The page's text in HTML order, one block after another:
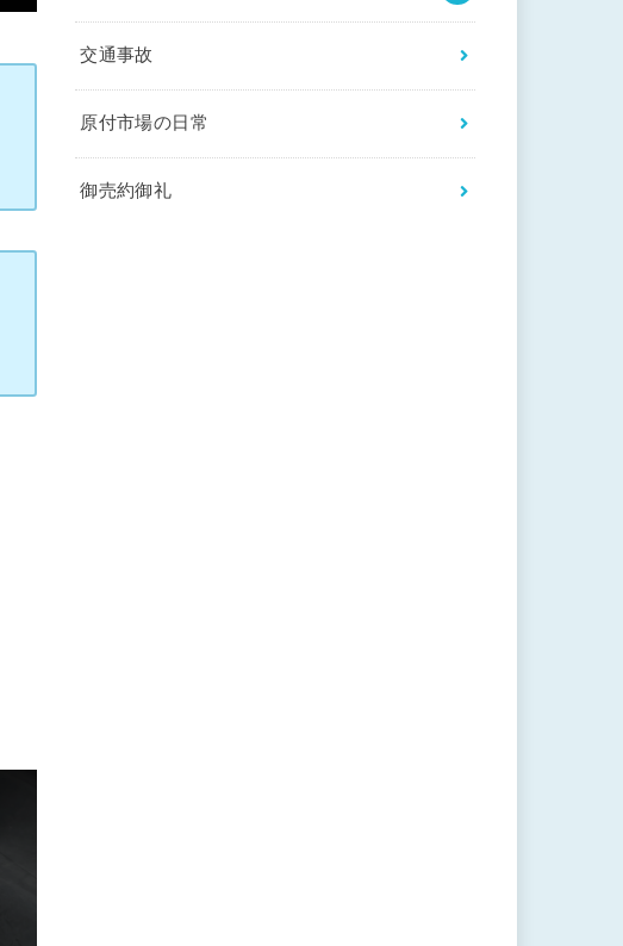
交通事故
原付市場の日常
御売約御礼